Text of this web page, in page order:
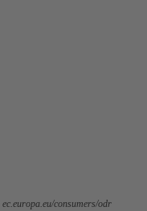
ec.europa.eu/consumers/odr